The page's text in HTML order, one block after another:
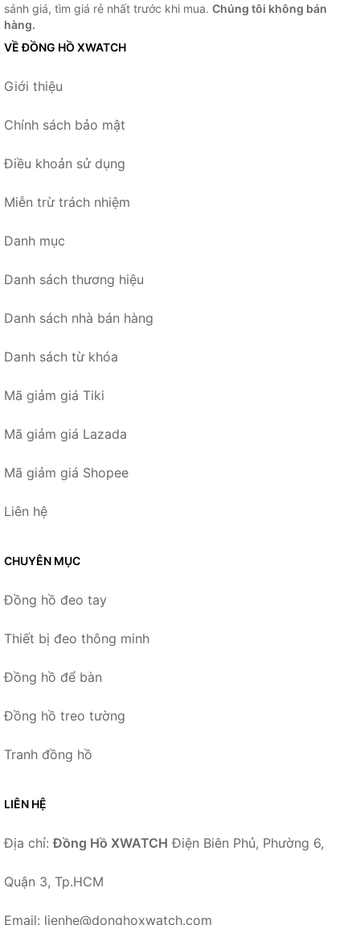
sánh giá, tìm giá rẻ nhất trước khi mua. Chúng tôi không bán
hàng.
VỀ ĐỒNG HỒ XWATCH
Giới thiệu
Chính sách bảo mật
Điều khoản sử dụng
Miễn trừ trách nhiệm
Danh mục
Danh sách thương hiệu
Danh sách nhà bán hàng
Danh sách từ khóa
Mã giảm giá Tiki
Mã giảm giá Lazada
Mã giảm giá Shopee
Liên hệ
CHUYÊN MỤC
Đồng hồ đeo tay
Thiết bị đeo thông minh
Đồng hồ để bàn
Đồng hồ treo tường
Tranh đồng hồ
LIÊN HỆ
Địa chỉ:Đồng Hồ XWATCH Điện Biên Phủ, Phường 6,
Quận 3, Tp.HCM
Email: lienhe@donghoxwatch.com